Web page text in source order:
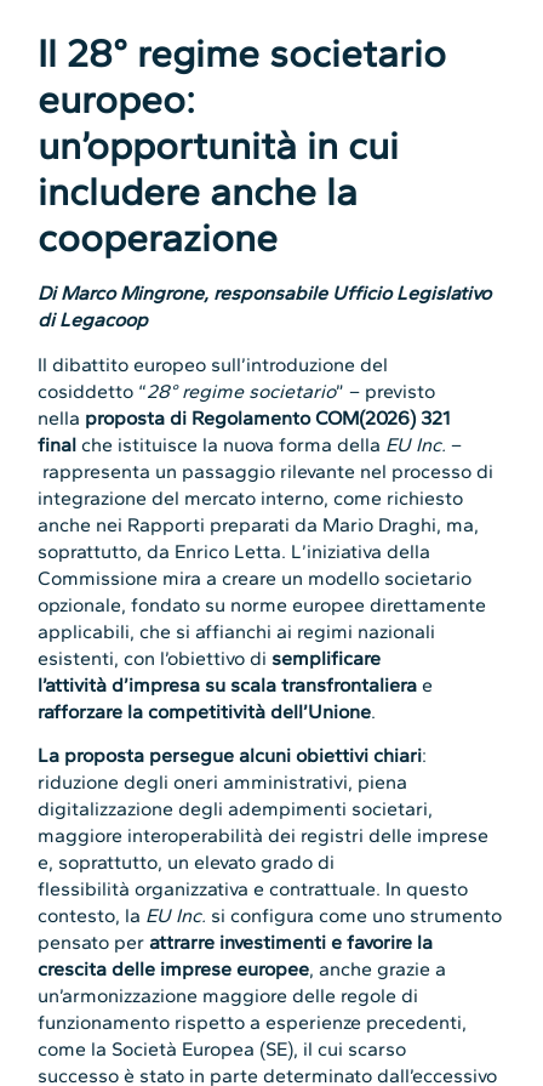
Il 28° regime societario
europeo:
un’opportunità in cui
includere anche la
cooperazione
Di Marco Mingrone, responsabile Ufficio Legislativo
di Legacoop
Il dibattito europeo sull’introduzione del
cosiddetto “28° regime societario” – previsto
nella proposta di Regolamento COM(2026) 321
final che istituisce la nuova forma della EU Inc. –
rappresenta un passaggio rilevante nel processo di
integrazione del mercato interno, come richiesto
anche nei Rapporti preparati da Mario Draghi, ma,
soprattutto, da Enrico Letta. L’iniziativa della
Commissione mira a creare un modello societario
opzionale, fondato su norme europee direttamente
applicabili, che si affianchi ai regimi nazionali
esistenti, con l’obiettivo di semplificare
l’attività d’impresa su scala transfrontaliera e
rafforzare la competitività dell’Unione.
La proposta persegue alcuni obiettivi chiari:
riduzione degli oneri amministrativi, piena
digitalizzazione degli adempimenti societari,
maggiore interoperabilità dei registri delle imprese
e, soprattutto, un elevato grado di
flessibilità organizzativa e contrattuale. In questo
contesto, la EU Inc. si configura come uno strumento
pensato perattrarre investimenti e favorire la
crescita delle imprese europee, anche grazie a
un’armonizzazione maggiore delle regole di
funzionamento rispetto a esperienze precedenti,
come la Società Europea (SE), il cui scarso
successo è stato in parte determinato dall’eccessivo